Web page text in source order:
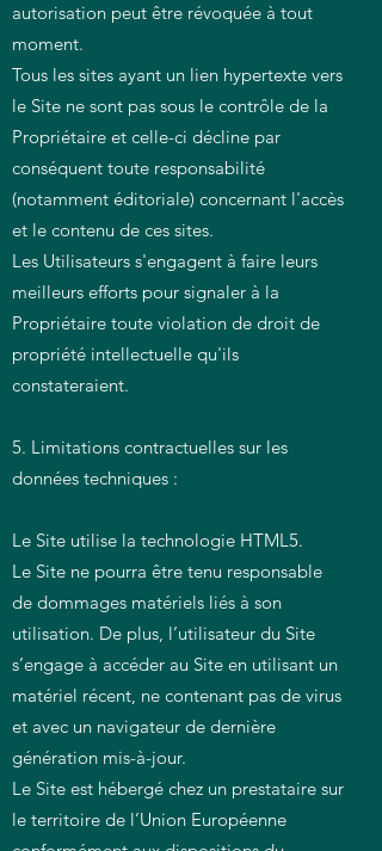
autorisation peut être révoquée à tout
moment.
Tous les sites ayant un lien hypertexte vers
le Site ne sont pas sous le contrôle de la
Propriétaire et celle-ci décline par
conséquent toute responsabilité
(notamment éditoriale) concernant l'accès
et le contenu de ces sites.
Les Utilisateurs s'engagent à faire leurs
meilleurs efforts pour signaler à la
Propriétaire toute violation de droit de
propriété intellectuelle qu'ils
constateraient.
5. Limitations contractuelles sur les
données techniques :
Le Site utilise la technologie HTML5.
Le Site ne pourra être tenu responsable
de dommages matériels liés à son
utilisation. De plus, l’utilisateur du Site
s’engage à accéder au Site en utilisant un
matériel récent, ne contenant pas de virus
et avec un navigateur de dernière
génération mis-à-jour.
Le Site est hébergé chez un prestataire sur
le territoire de l’Union Européenne